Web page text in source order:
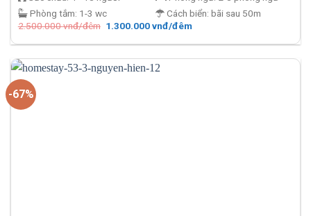
Phòng tắm: 1-3 wc
Cách biển: bãi sau 50m
2.500.000vnđ/đêm Giá
là:
đêm.
1.300.000vnđ/đêmGiá
tại
1.300.000 vnđ/
-67%